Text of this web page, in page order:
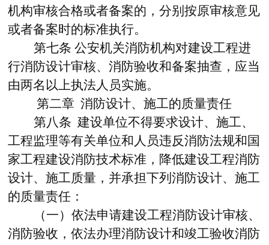
机构审核合格或者备案的，分别按原审核意见
或者备案时的标准执行。
第七条 公安机关消防机构对建设工程进
行消防设计审核、消防验收和备案抽查，应当
由两名以上执法人员实施。
第二章 消防设计、施工的质量责任
第八条 建设单位不得要求设计、施工、
工程监理等有关单位和人员违反消防法规和国
家工程建设消防技术标准，降低建设工程消防
设计、施工质量，并承担下列消防设计、施工
的质量责任：
（一）依法申请建设工程消防设计审核、
消防验收，依法办理消防设计和竣工验收消防